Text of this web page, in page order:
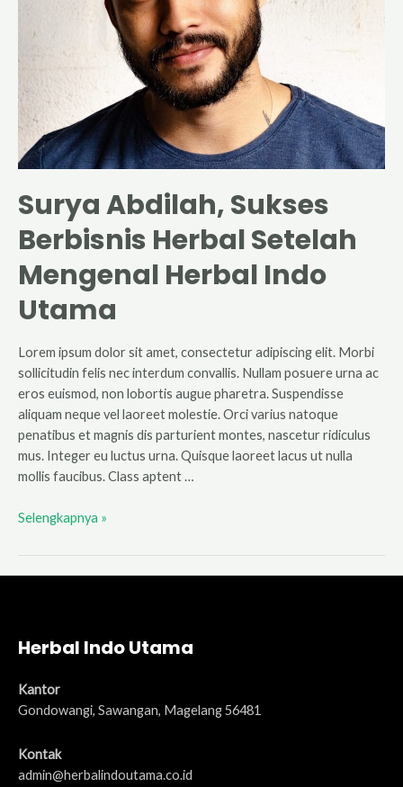
Surya Abdilah, Sukses
Berbisnis Herbal Setelah
Mengenal Herbal Indo
Utama
Lorem ipsum dolor sit amet, consectetur adipiscing elit. Morbi
sollicitudin felis nec interdum convallis. Nullam posuere urna ac
eros euismod, non lobortis augue pharetra. Suspendisse
aliquam neque vel laoreet molestie. Orci varius natoque
penatibus et magnis dis parturient montes, nascetur ridiculus
mus. Integer eu luctus urna. Quisque laoreet lacus ut nulla
mollis faucibus. Class aptent …
Surya
Sukses
Berbisnis
Mengenal
Indo
Utama
Selengkapnya »
Herbal Indo Utama
Kantor
Gondowangi, Sawangan, Magelang 56481
Kontak
admin@herbalindoutama.co.id